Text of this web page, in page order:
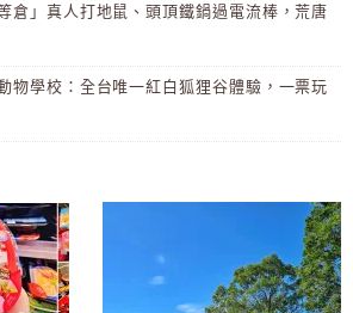
倉」真人打地鼠、頭頂鐵鍋過電流棒，荒唐
物學校：全台唯一紅白狐狸谷體驗，一票玩